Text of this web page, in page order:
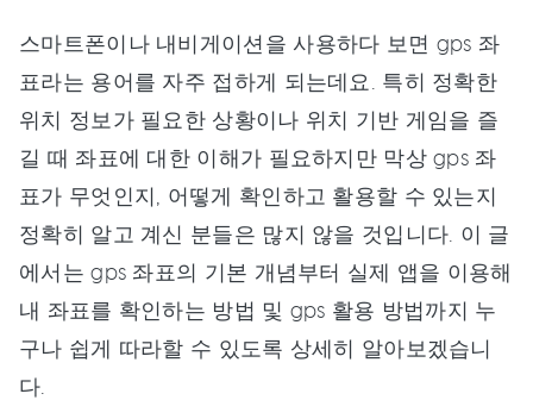
스마트폰이나 내비게이션을 사용하다 보면 gps 좌
표라는 용어를 자주 접하게 되는데요. 특히 정확한
위치 정보가 필요한 상황이나 위치 기반 게임을 즐
길 때 좌표에 대한 이해가 필요하지만 막상 gps 좌
표가 무엇인지, 어떻게 확인하고 활용할 수 있는지
정확히 알고 계신 분들은 많지 않을 것입니다. 이 글
에서는 gps 좌표의 기본 개념부터 실제 앱을 이용해
내 좌표를 확인하는 방법 및 gps 활용 방법까지 누
구나 쉽게 따라할 수 있도록 상세히 알아보겠습니
다.